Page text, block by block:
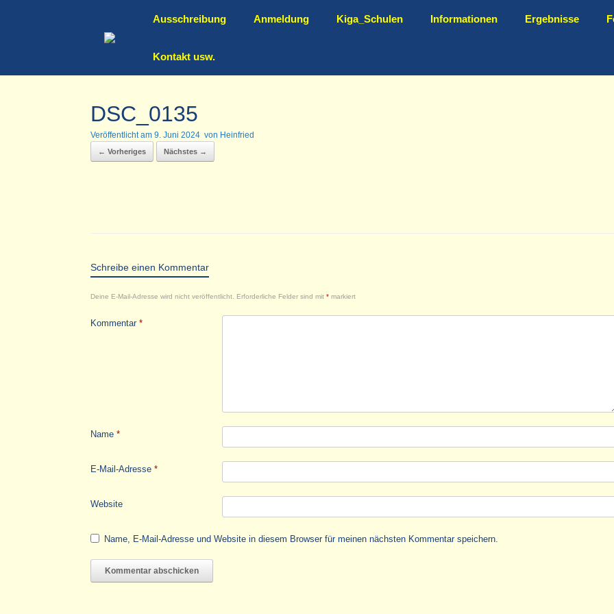
Ausschreibung Anmeldung Kiga_Schulen Informationen Ergebnisse
Kontakt usw.
DSC_0135
Veröffentlicht am 9. Juni 2024 von Heinfried
← Vorheriges Nächstes →
Schreibe einen Kommentar
Deine E-Mail-Adresse wird nicht veröffentlicht. Erforderliche Felder sind mit * markiert
Kommentar *
Name *
E-Mail-Adresse *
Website
Name, E-Mail-Adresse und Website in diesem Browser für meinen nächsten Kommentar speichern.